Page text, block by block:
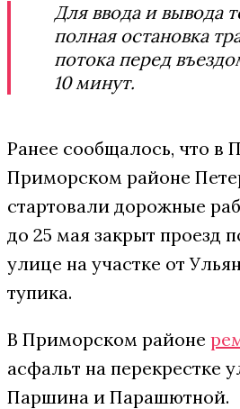
Для ввода и вывода
полная остановка
потока перед
10 минут.
Ранее сообщалось, что в
Приморском районе
стартовали дорожные
до 25 мая закрыт проезд
улице на участке от
тупика.
В Приморском районе
асфальт на перекрестке
Паршина и Парашютной.